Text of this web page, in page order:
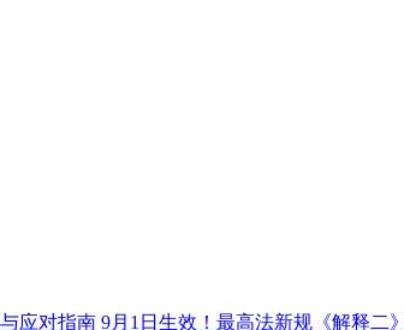
9月1日生效！最高法新规《解释二